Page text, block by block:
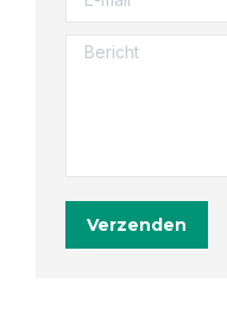
Bericht
Verzenden